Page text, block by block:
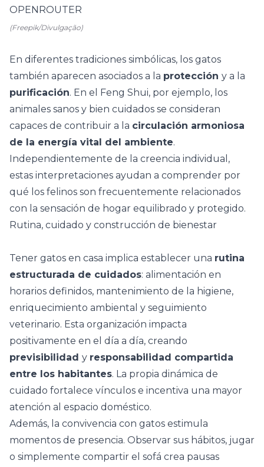
(Freepik/Divulgação)
En diferentes tradiciones simbólicas, los gatos
también aparecen asociados a la protección y a la
purificación. En el Feng Shui, por ejemplo, los
animales sanos y bien cuidados se consideran
capaces de contribuir a la circulación armoniosa
de la energía vital del ambiente.
Independientemente de la creencia individual,
estas interpretaciones ayudan a comprender por
qué los felinos son frecuentemente relacionados
con la sensación de hogar equilibrado y protegido.
Rutina, cuidado y construcción de bienestar
Tener gatos en casa implica establecer una rutina
estructurada de cuidados: alimentación en
horarios definidos, mantenimiento de la higiene,
enriquecimiento ambiental y seguimiento
veterinario. Esta organización impacta
positivamente en el día a día, creando
previsibilidad y responsabilidad compartida
entre los habitantes. La propia dinámica de
cuidado fortalece vínculos e incentiva una mayor
atención al espacio doméstico.
Además, la convivencia con gatos estimula
momentos de presencia. Observar sus hábitos, jugar
o simplemente compartir el sofá crea pausas